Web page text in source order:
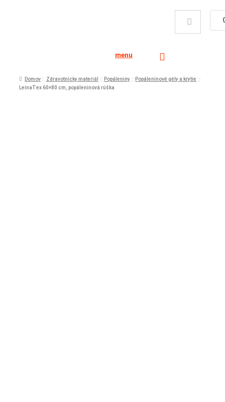
menu
Domov Zdravotnícky materiál Popáleniny
Popáleninové gély a krytie
LeinaTex 60×80 cm, popáleninová rúška